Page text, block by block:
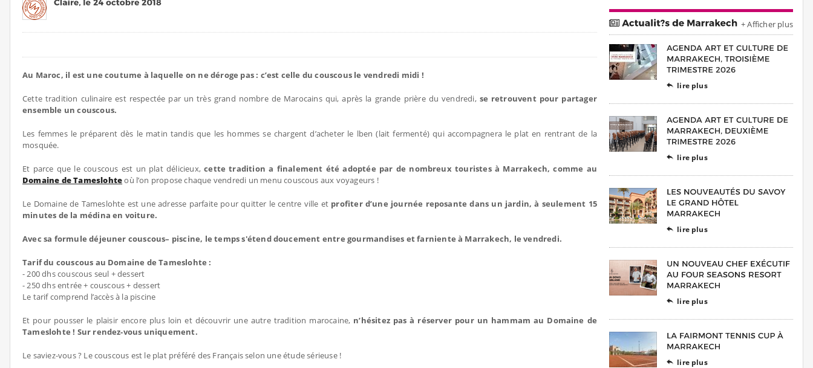
Au Maroc, il est une coutume à laquelle on ne déroge pas : c’est celle du couscous le vendredi midi !
Cette tradition culinaire est respectée par un très grand nombre de Marocains qui, après la grande prière du vendredi, se retrouvent pour partager
ensemble un couscous.
Les femmes le préparent dès le matin tandis que les hommes se chargent d’acheter le lben (lait fermenté) qui accompagnera le plat en rentrant de la
mosquée.
Et parce que le couscous est un plat délicieux,cette tradition a finalement été adoptée par de nombreux touristes à Marrakech, comme au
Domaine de Tameslohteoù l’on propose chaque vendredi un menu couscous aux voyageurs !
Le Domaine de Tameslohte est une adresse parfaite pour quitter le centre ville et profiter d’une journée reposante dans un jardin, à seulement 15
minutes de la médina en voiture.
Avec sa formule déjeuner couscous– piscine, le temps s'étend doucement entre gourmandises et farniente à Marrakech, le vendredi.
Tarif du couscous au Domaine de Tameslohte :
- 200 dhs couscous seul + dessert
- 250 dhs entrée + couscous + dessert
Le tarif comprend l’accès à la piscine
Et pour pousser le plaisir encore plus loin et découvrir une autre tradition marocaine, n’hésitez pas à réserver pour un hammam au Domaine de
Tameslohte ! Sur rendez-vous uniquement.
Le saviez-vous ? Le couscous est le plat préféré des Français selon une étude sérieuse !
+ Afficher plus
 lire plus
 lire plus
 lire plus
 lire plus
 lire plus